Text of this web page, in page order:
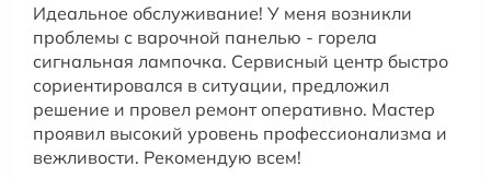
Идеальное обслуживание! У меня возникли
проблемы с варочной панелью - горела
сигнальная лампочка. Сервисный центр быстро
сориентировался в ситуации, предложил
решение и провел ремонт оперативно. Мастер
проявил высокий уровень профессионализма и
вежливости. Рекомендую всем!